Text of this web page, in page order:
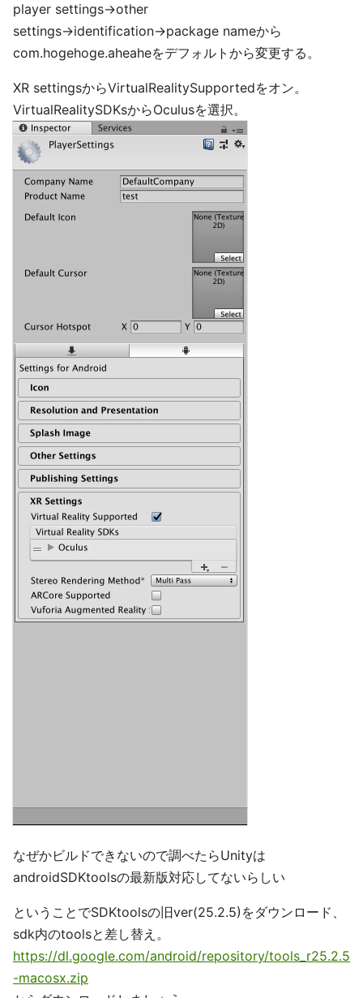
player settings→other
settings→identification→package nameから
com.hogehoge.aheaheをデフォルトから変更する。
XR settingsからVirtualRealitySupportedをオン。
VirtualRealitySDKsからOculusを選択。
なぜかビルドできないので調べたらUnityは
androidSDKtoolsの最新版対応してないらしい
ということでSDKtoolsの旧ver(25.2.5)をダウンロード、
sdk内のtoolsと差し替え。
https://dl.google.com/android/repository/tools_r25.2.5
-macosx.zip